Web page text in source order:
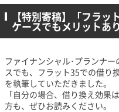
【特別寄稿】「フラ
ケースでもメリットあ
ファイナンシャル･プランナ
スでも、フラット35での借り
を執筆していただきました。
「自分の場合、借り換え効果
方も、ぜひお読みください。